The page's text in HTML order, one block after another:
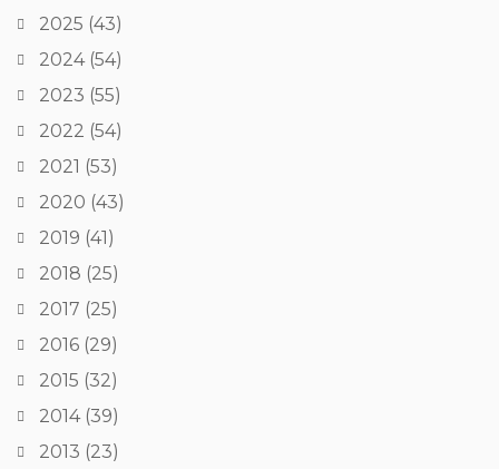
2025 (43)
2024(54)
2023 (55)
2022 (54)
2021 (53)
2020 (43)
2019 (41)
2018 (25)
2017 (25)
2016 (29)
2015 (32)
2014(39)
2013 (23)